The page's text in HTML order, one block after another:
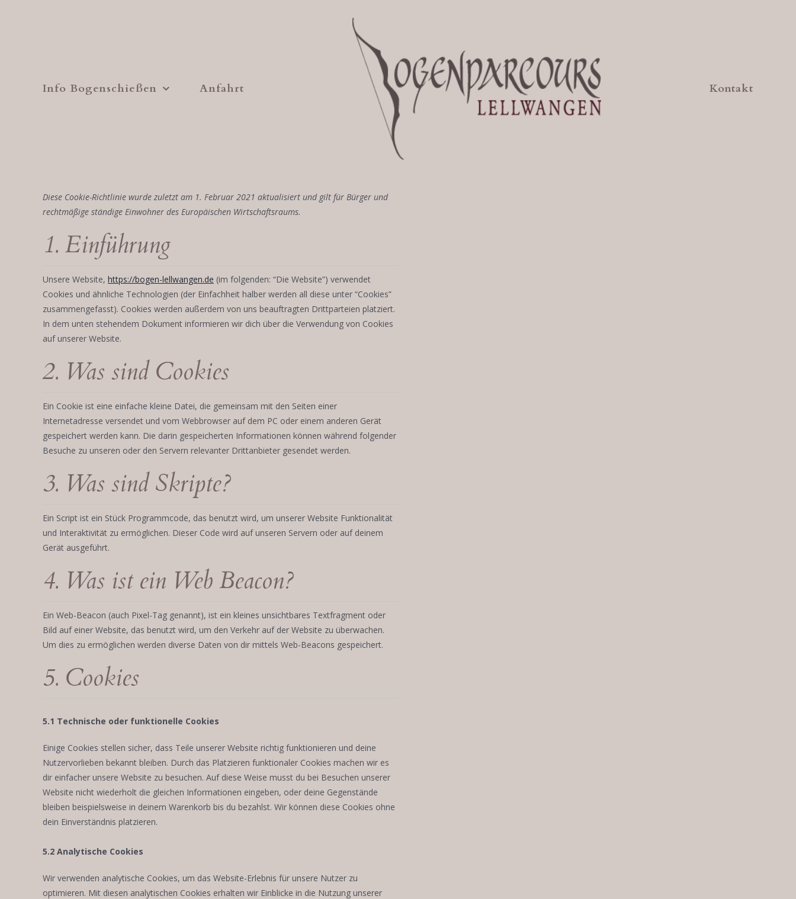
Info Bogenschießen Anfahrt Kontakt
Diese Cookie-Richtlinie wurde zuletzt am 1. Februar 2021 aktualisiert und gilt für Bürger und
rechtmäßige ständige Einwohner des Europäischen Wirtschaftsraums.
1. Einführung
Unsere Website, https://bogen-lellwangen.de (im folgenden: “Die Website”) verwendet
Cookies und ähnliche Technologien (der Einfachheit halber werden all diese unter “Cookies”
zusammengefasst). Cookies werden außerdem von uns beauftragten Drittparteien platziert.
In dem unten stehendem Dokument informieren wir dich über die Verwendung von Cookies
auf unserer Website.
2. Was sind Cookies
Ein Cookie ist eine einfache kleine Datei, die gemeinsam mit den Seiten einer
Internetadresse versendet und vom Webbrowser auf dem PC oder einem anderen Gerät
gespeichert werden kann. Die darin gespeicherten Informationen können während folgender
Besuche zu unseren oder den Servern relevanter Drittanbieter gesendet werden.
3. Was sind Skripte?
Ein Script ist ein Stück Programmcode, das benutzt wird, um unserer Website Funktionalität
und Interaktivität zu ermöglichen. Dieser Code wird auf unseren Servern oder auf deinem
Gerät ausgeführt.
4. Was ist ein Web Beacon?
Ein Web-Beacon (auch Pixel-Tag genannt), ist ein kleines unsichtbares Textfragment oder
Bild auf einer Website, das benutzt wird, um den Verkehr auf der Website zu überwachen.
Um dies zu ermöglichen werden diverse Daten von dir mittels Web-Beacons gespeichert.
5. Cookies
5.1 Technische oder funktionelle Cookies
Einige Cookies stellen sicher, dass Teile unserer Website richtig funktionieren und deine
Nutzervorlieben bekannt bleiben. Durch das Platzieren funktionaler Cookies machen wir es
dir einfacher unsere Website zu besuchen. Auf diese Weise musst du bei Besuchen unserer
Website nicht wiederholt die gleichen Informationen eingeben, oder deine Gegenstände
bleiben beispielsweise in deinem Warenkorb bis du bezahlst. Wir können diese Cookies ohne
dein Einverständnis platzieren.
5.2 Analytische Cookies
Wir verwenden analytische Cookies, um das Website-Erlebnis für unsere Nutzer zu
optimieren. Mit diesen analytischen Cookies erhalten wir Einblicke in die Nutzung unserer